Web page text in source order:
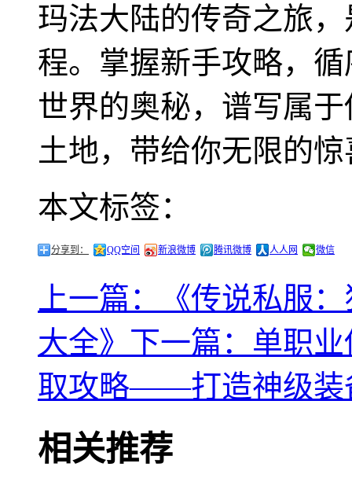
玛法大陆的传奇之旅
程。掌握新手攻略，
世界的奥秘，谱写属
土地，带给你无限的
本文标签：
分享到： QQ空间 新浪微博 腾讯微博 人人网 微信
上一篇：《传说私服
大全》 下一篇：单职
取攻略——打造神级装
相关推荐